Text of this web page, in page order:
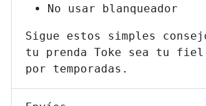
No usar blanqueador
Sigue estos simples
tu prenda Toke sea tu fiel
por temporadas.